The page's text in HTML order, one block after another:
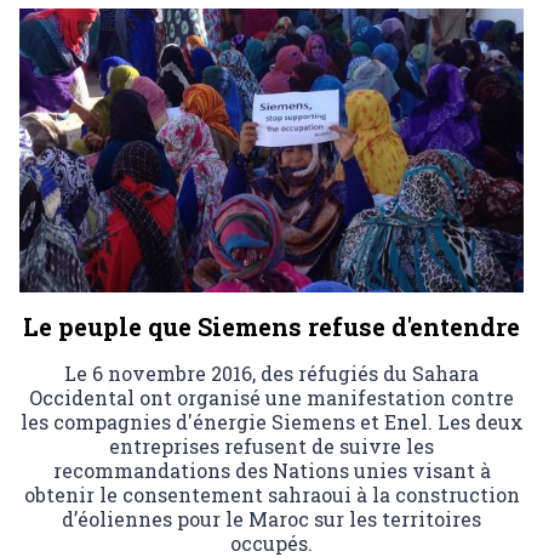
Le peuple que Siemens refuse d'entendre
Le 6 novembre 2016, des réfugiés du Sahara
Occidental ont organisé une manifestation contre
les compagnies d'énergie Siemens et Enel. Les deux
entreprises refusent de suivre les
recommandations des Nations unies visant à
obtenir le consentement sahraoui à la construction
d’éoliennes pour le Maroc sur les territoires
occupés.